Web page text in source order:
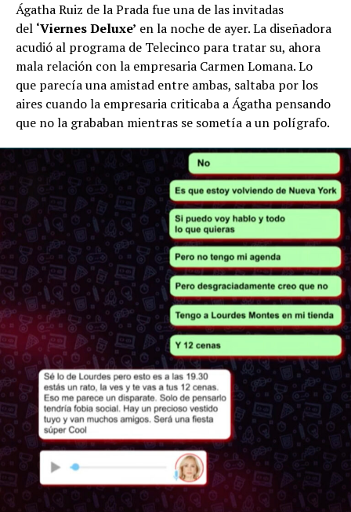
Ágatha Ruiz de la Prada fue una de las invitadas
del ‘Viernes Deluxe’ en la noche de ayer. La diseñadora
acudió al programa de Telecinco para tratar su, ahora
mala relación con la empresaria Carmen Lomana. Lo
que parecía una amistad entre ambas, saltaba por los
aires cuando la empresaria criticaba a Ágatha pensando
que no la grababan mientras se sometía a un polígrafo.